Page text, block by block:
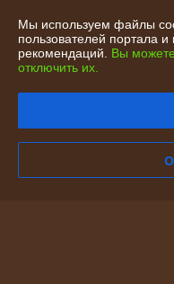
О нас
Доставка и оплата
Мы используем файлы
пользователей портала
рекомендаций. Вы
отключить их.